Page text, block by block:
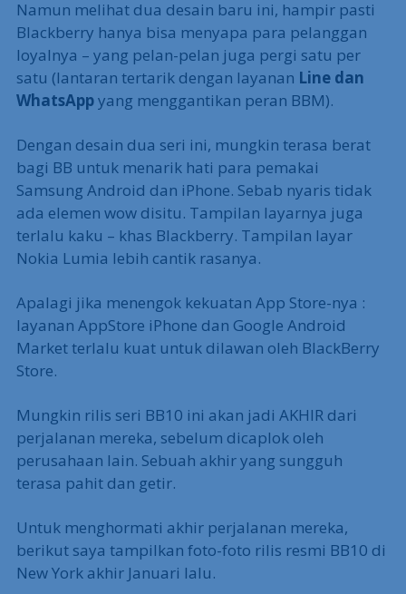
Namun melihat dua desain baru ini, hampir pasti
Blackberry hanya bisa menyapa para pelanggan
loyalnya – yang pelan-pelan juga pergi satu per
satu (lantaran tertarik dengan layanan Line dan
WhatsAppyang menggantikan peran BBM).
Dengan desain dua seri ini, mungkin terasa berat
bagi BB untuk menarik hati para pemakai
Samsung Android dan iPhone. Sebab nyaris tidak
ada elemen wow disitu. Tampilan layarnya juga
terlalu kaku – khas Blackberry. Tampilan layar
Nokia Lumia lebih cantik rasanya.
Apalagi jika menengok kekuatan App Store-nya :
layanan AppStore iPhone dan Google Android
Market terlalu kuat untuk dilawan oleh BlackBerry
Store.
Mungkin rilis seri BB10 ini akan jadi AKHIR dari
perjalanan mereka, sebelum dicaplok oleh
perusahaan lain. Sebuah akhir yang sungguh
terasa pahit dan getir.
Untuk menghormati akhir perjalanan mereka,
berikut saya tampilkan foto-foto rilis resmi BB10 di
New York akhir Januari lalu.